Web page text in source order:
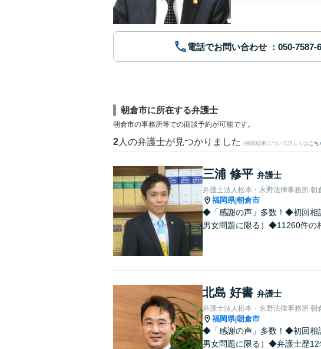
電話でお問い合わせ
朝倉市に所在する弁護士
朝倉市の事務所等での面談予約が可能です。
2 人の弁護士が見つかりました (検索結果について詳しくは こち
三浦 修平 弁護士
弁護士法人松本・永野法律事務所 朝
福岡県|朝倉市
◆「感謝の声」多数！◆初回相
男女問題に限る）◆11260件の
北島 好書 弁護士
弁護士法人松本・永野法律事務所 朝
福岡県|朝倉市
◆「感謝の声」多数！◆初回相
男女問題に限る）◆弁護士歴